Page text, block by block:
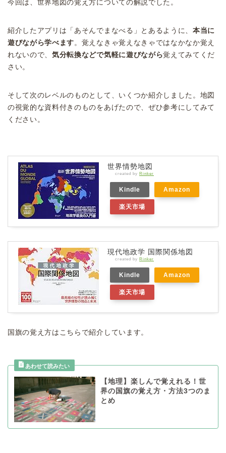
今回は、世界地図の覚え方についての解説でした。
紹介したアプリは「あそんでまなべる」とあるように、 本当に
遊びながら学べます。覚えなきゃ覚えなきゃではなかなか覚え
れないので、気分転換などで気軽に遊びながら覚えてみてくだ
さい。
そして次のレベルのものとして、いくつか紹介しました。地図
の視覚的な資料付きのものをあげたので、ぜひ参考にしてみて
ください。
世界情勢地図
created by Rinker
Kindle Amazon
楽天市場
現代地政学 国際関係地図
created by Rinker
Kindle Amazon
楽天市場
国旗の覚え方はこちらで紹介しています。
【地理】楽しんで覚えれる！世
界の国旗の覚え方・方法3つのま
とめ